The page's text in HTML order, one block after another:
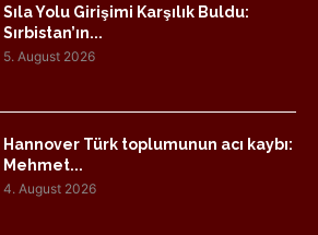
Sıla Yolu Girişimi Karşılık Buldu:
Sırbistan’ın...
5. August 2026
Hannover Türk toplumunun acı kaybı:
Mehmet...
4. August 2026